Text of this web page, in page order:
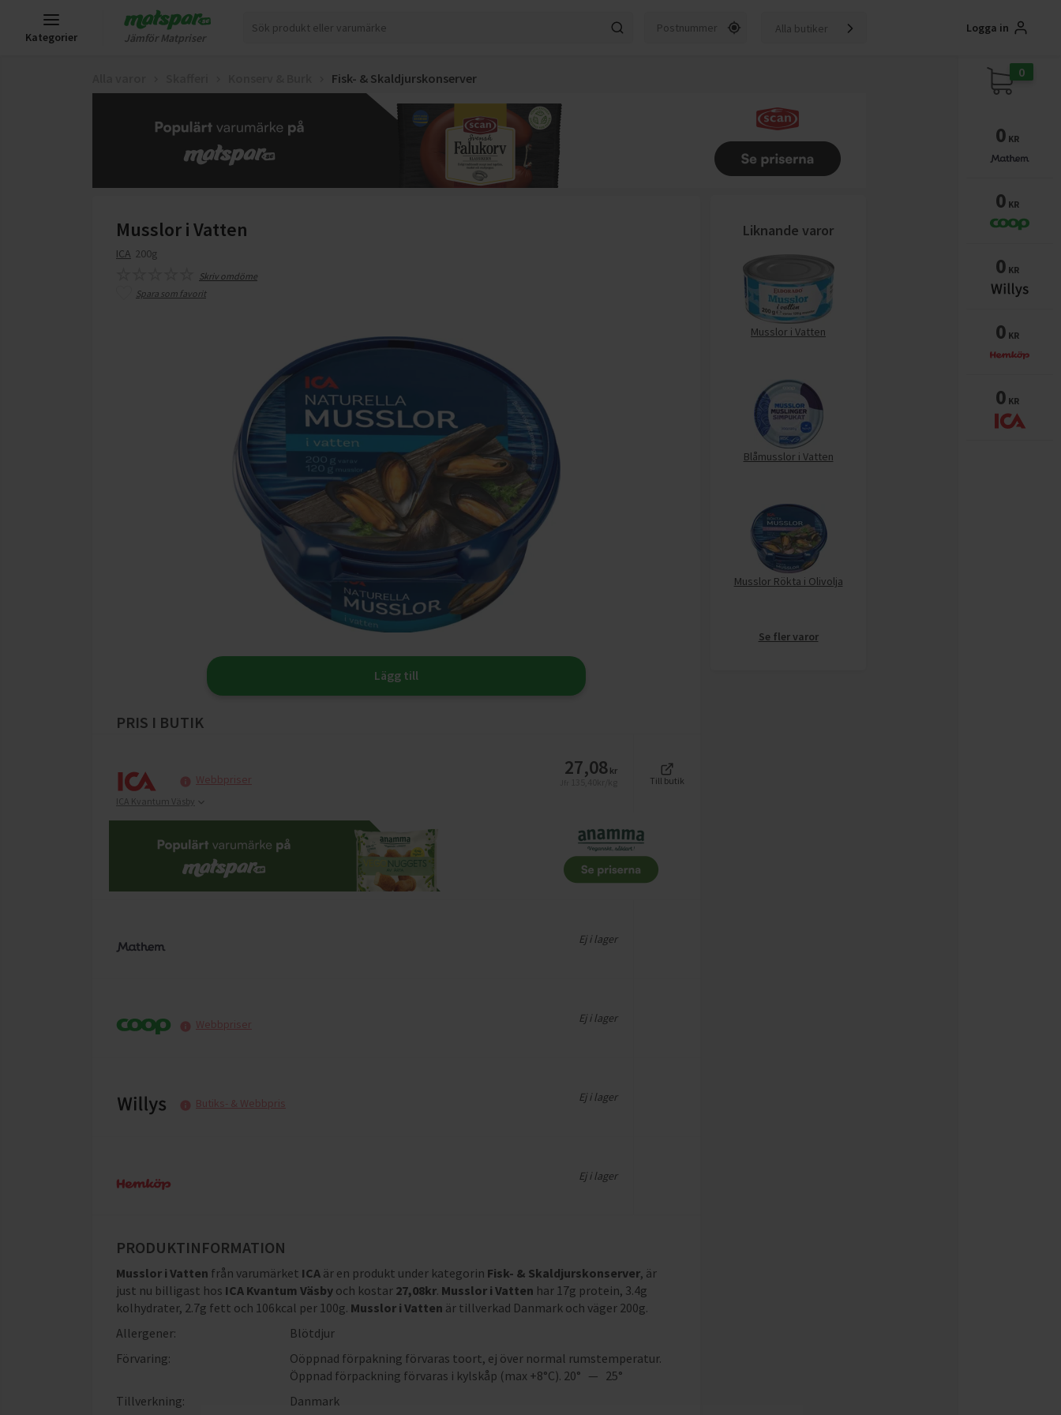
Kategorier Jämför Matpriser
Alla butiker Logga in
Fisk- & Skaldjurskonserver
Musslor i Vatten
ICA 200g
Skriv omdöme
Spara som favorit
Liknande varor
Musslor i Vatten
Blåmusslor i Vatten
Musslor Rökta i Olivolja
Se fler varor
Lägg till
PRIS I BUTIK
Webbpriser
27,08 kr
Till butik
ICA Kvantum Väsby
Ej i lager
Webbpriser Ej i lager
Butiks- & Webbpris Ej i lager
Ej i lager
PRODUKTINFORMATION
Musslor i Vatten från varumärket ICA är en produkt under kategorin Fisk- & Skaldjurskonserver, är
just nu billigast hos ICA Kvantum Väsby och kostar 27,08kr. Musslor i Vatten har 17g protein, 3.4g
kolhydrater, 2.7g fett och 106kcal per 100g. Musslor i Vatten är tillverkad Danmark och väger 200g.
Allergener:
Blötdjur
Förvaring:
Oöppnad förpakning förvaras toort, ej över normal rumstemperatur.
Öppnad förpackning förvaras i kylskåp (max +8°C). 20° — 25°
Tillverkning:
Danmark
0
0 KR
0 KR
0 KR
0 KR
0 KR